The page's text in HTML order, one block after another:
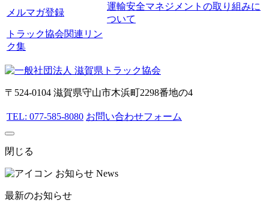
メルマガ登録
運輸安全マネジメントの取り組みに
ついて
トラック協会関連リン
ク集
〒524-0104 滋賀県守山市木浜町2298番地の4
TEL: 077-585-8080 お問い合わせフォーム
閉じる
お知らせ News
最新のお知らせ